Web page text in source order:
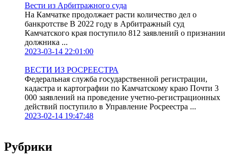
Вести из Арбитражного суда
На Камчатке продолжает расти количество дел о
банкротстве В 2022 году в Арбитражный суд
Камчатского края поступило 812 заявлений о признании
должника ...
2023-03-14 22:01:00
ВЕСТИ ИЗ РОСРЕЕСТРА
Федеральная служба государственной регистрации,
кадастра и картографии по Камчатскому краю Почти 3
000 заявлений на проведение учетно-регистрационных
действий поступило в Управление Росреестра ...
2023-02-14 19:47:48
Рубрики